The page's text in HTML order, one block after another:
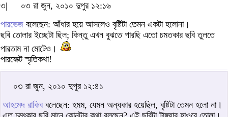
৩|
০৩ রা জুন, ২০১০ দুপুর ১২:১৬
পারভেজ বলেছেন: আঁধার হয়ে আসলেও বৃষ্টিটা তেমন একটা হলোনা।
ছবি তোলার ইচ্ছেটা ছিল; কিন্তু এখন বুঝতে পারছি এতো চমতকার ছবি তুলতে
পারতাম না মোটেও।
পারফেক্ট স্মৃতিকথা!
০৩ রা জুন, ২০১০ দুপুর ১২:৪১
আহমেদ রাকিব বলেছেন: হমম, যেমন অন্ধকার হয়েছিল, বৃষ্টিটা তেমন হলো না।